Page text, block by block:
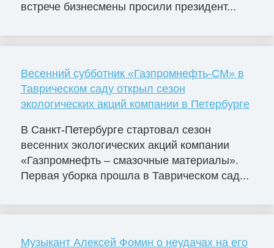
встрече бизнесмены просили президент...
Весенний субботник «Газпромнефть-СМ» в
Таврическом саду открыл сезон
экологических акций компании в Петербурге
В Санкт-Петербурге стартовал сезон
весенних экологических акций компании
«Газпромнефть – смазочные материалы».
Первая уборка прошла в Таврическом сад...
Музыкант Алексей Фомин о неудачах на его